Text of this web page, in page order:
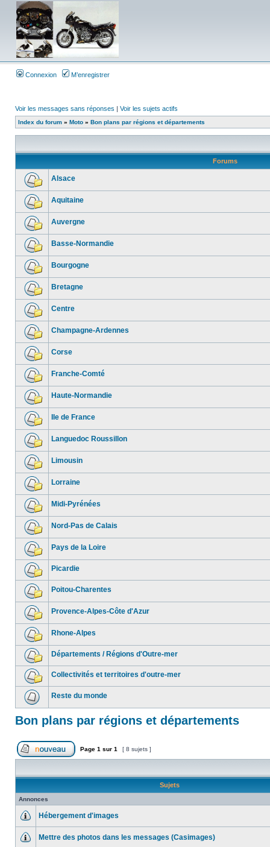
Connexion M’enregistrer
Voir les messages sans réponses | Voir les sujets actifs
Index du forum » Moto » Bon plans par régions et départements
Forums
Alsace
Aquitaine
Auvergne
Basse-Normandie
Bourgogne
Bretagne
Centre
Champagne-Ardennes
Corse
Franche-Comté
Haute-Normandie
Ile de France
Languedoc Roussillon
Limousin
Lorraine
Midi-Pyrénées
Nord-Pas de Calais
Pays de la Loire
Picardie
Poitou-Charentes
Provence-Alpes-Côte d'Azur
Rhone-Alpes
Départements / Régions d'Outre-mer
Collectivités et territoires d'outre-mer
Reste du monde
Bon plans par régions et départements
Page 1 sur 1 [ 8 sujets ]
Sujets
Annonces
Hébergement d'images
Mettre des photos dans les messages (Casimages)